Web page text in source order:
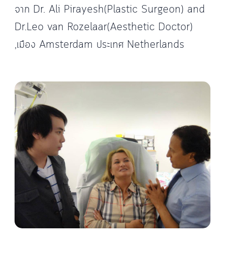
จาก Dr. Ali Pirayesh(Plastic Surgeon) and
Dr.Leo van Rozelaar(Aesthetic Doctor)
,เมือง Amsterdam ประเทศ Netherlands